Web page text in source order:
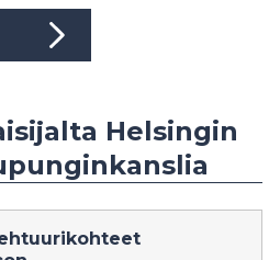
Helsingin